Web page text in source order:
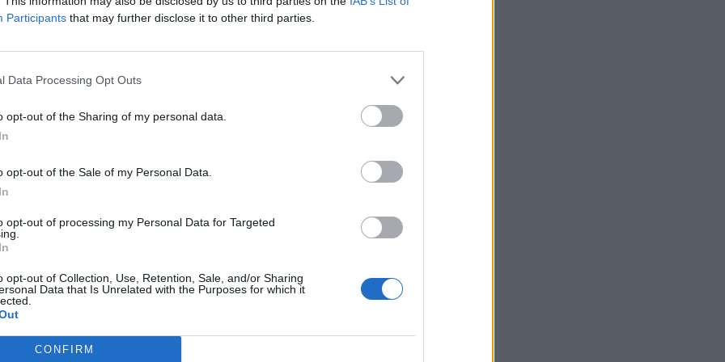
Participants that may further disclose it to other third parties.
Data Processing Opt Outs
opt-out of the Sharing of my personal data.
opt-out of the Sale of my Personal Data.
opt-out of processing my Personal Data for Targeted
opt-out of Collection, Use, Retention, Sale, and/or Sharing
Data that Is Unrelated with the Purposes for which it
CONFIRM
Auto: tovább veszi a vezér2011.08.30Tovább vásárolt az AAA Auto
portfolio.hu hírarchívumához tartozik, melynek olvasása előfizetéses
tartalmazza:
elmúlt 2 év napon belüli
Előfizetés
VAGY? BEJELENTKEZÉS